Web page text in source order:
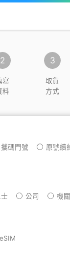
2
寫
料
3
取貨
方式
攜碼門號 原號續
公司 機關
eSIM